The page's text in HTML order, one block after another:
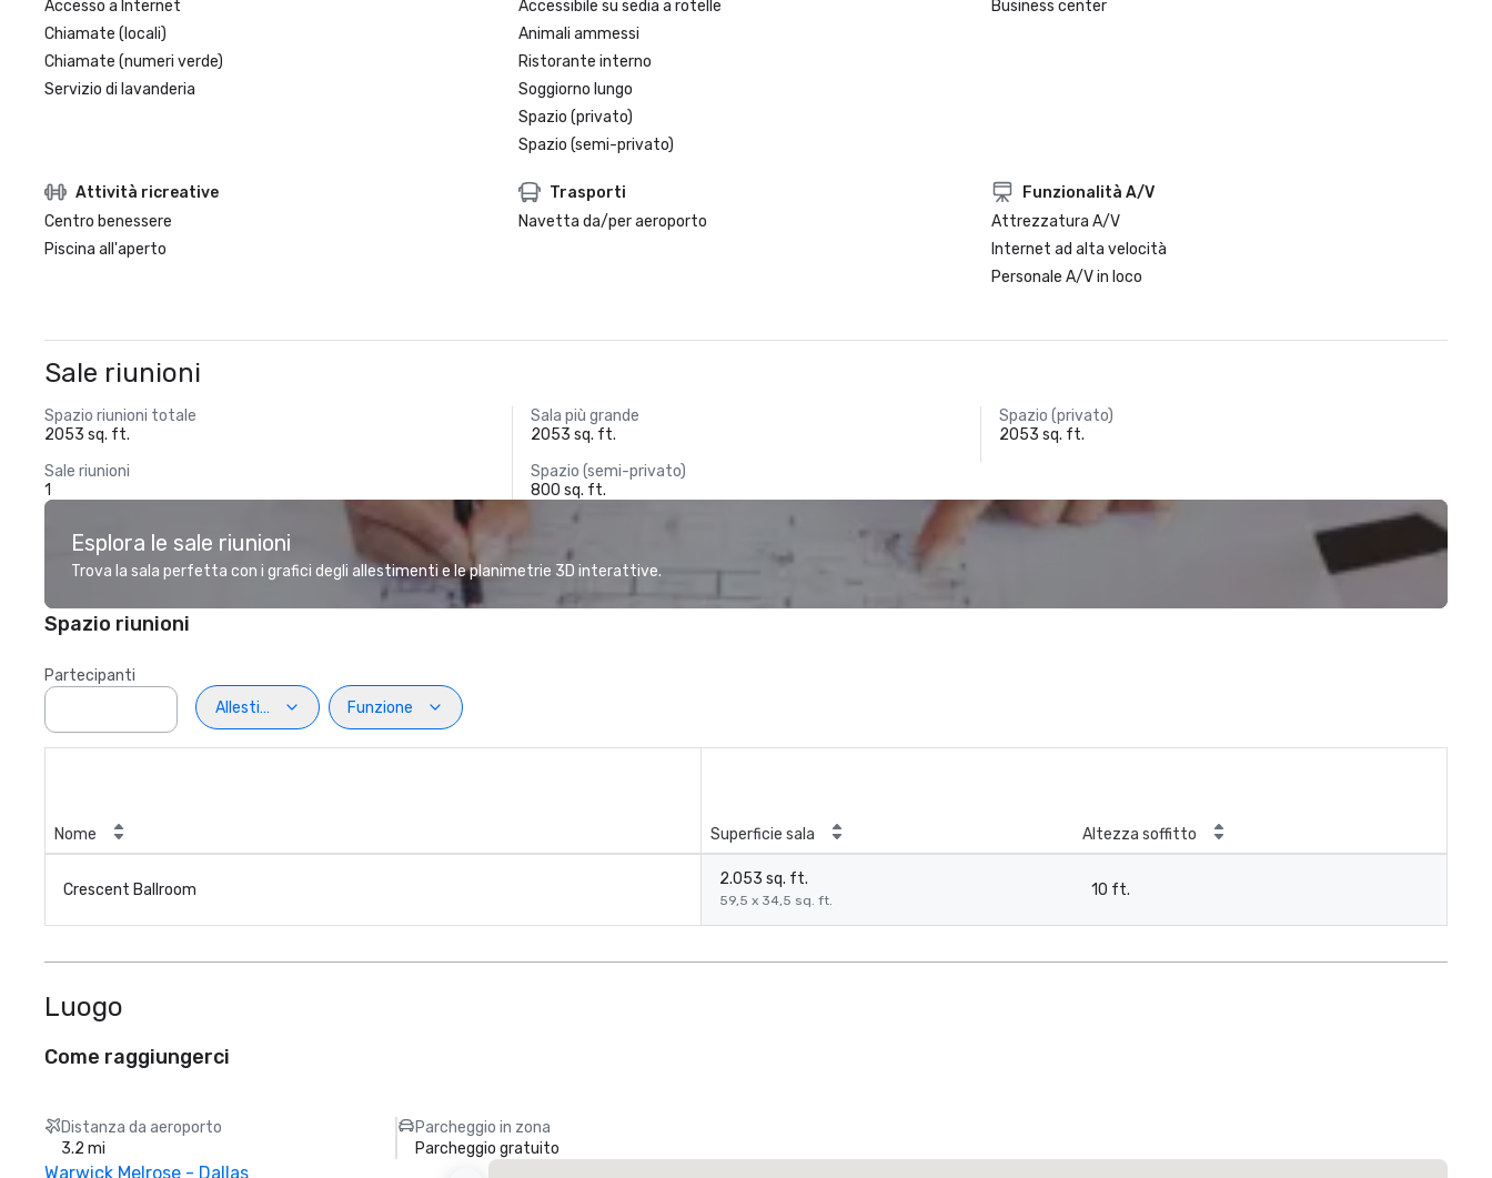
Accesso a Internet
Chiamate (locali)
Chiamate (numeri verde)
Servizio di lavanderia
Accessibile su sedia a rotelle
Animali ammessi
Ristorante interno
Soggiorno lungo
Spazio (privato)
Spazio (semi-privato)
Business center
Attività ricreative
Centro benessere
Piscina all'aperto
Trasporti
Navetta da/per aeroporto
Funzionalità A/V
Attrezzatura A/V
Internet ad alta velocità
Personale A/V in loco
Sale riunioni
Spazio riunioni totale
2053 sq. ft.
Sala più grande
2053 sq. ft.
Spazio (privato)
2053 sq. ft.
Sale riunioni
1
Spazio (semi-privato)
800 sq. ft.
Esplora le sale riunioni
Trova la sala perfetta con i grafici degli allestimenti e le planimetrie 3D interattive.
Spazio riunioni
Partecipanti
Allestimento
Funzione
Nome Superficie sala Altezza soffitto
Crescent Ballroom
2.053 sq. ft.
59,5 x 34,5 sq. ft.
10 ft.
Luogo
Come raggiungerci
Distanza da aeroporto
3.2 mi
Parcheggio in zona
Parcheggio gratuito
Warwick Melrose - Dallas